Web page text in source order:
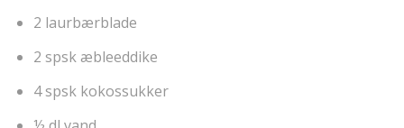
2 laurbærblade
2 spsk æbleeddike
4 spsk kokossukker